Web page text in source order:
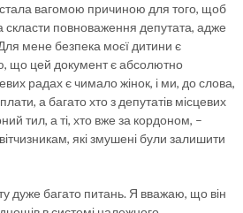
стала вагомою причиною для того, щоб
скласти повноваження депутата, адже
мене безпека моєї дитини є
що цей документ є абсолютно
радах є чимало жінок, і ми, до слова,
а багато хто з депутатів місцевих
тил, а ті, хто вже за кордоном, –
які змушені були залишити
дуже багато питань. Я вважаю, що він